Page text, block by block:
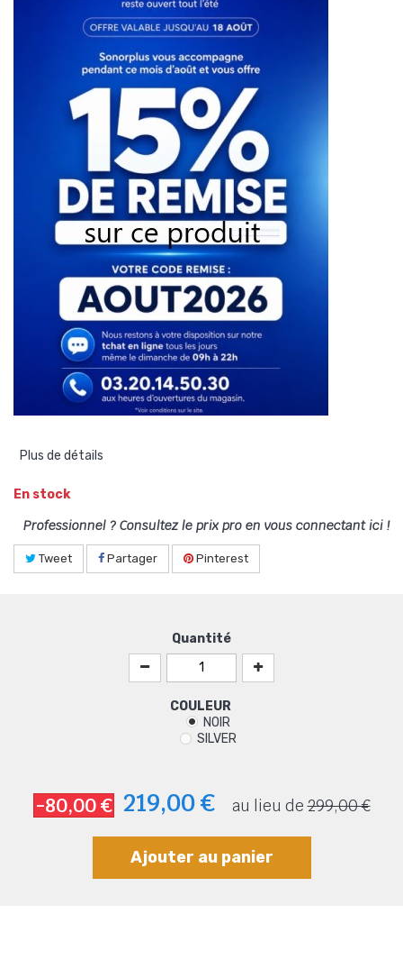
Plus de détails
En stock
Professionnel ? Consultez le prix pro en vous connectant ici !
Tweet Partager Pinterest
Quantité
COULEUR
NOIR
SILVER
-80,00 € 219,00 € au lieu de299,00 €
Ajouter au panier